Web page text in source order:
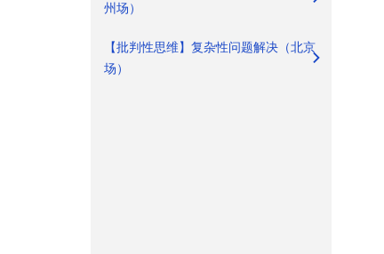
州场）
【批判性思维】复杂性问题解决（北京
场）